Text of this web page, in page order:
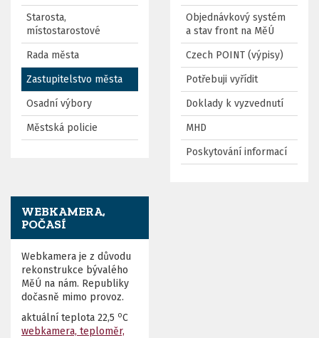
Starosta,
místostarostové
Rada města
Zastupitelstvo města
Osadní výbory
Městská policie
Objednávkový systém
a stav front na MěÚ
Czech POINT (výpisy)
Potřebuji vyřídit
Doklady k vyzvednutí
MHD
Poskytování informací
WEBKAMERA,
POČASÍ
Webkamera je z důvodu
rekonstrukce bývalého
MěÚ na nám. Republiky
dočasně mimo provoz.
aktuální teplota 22,5 oC
webkamera, teploměr,